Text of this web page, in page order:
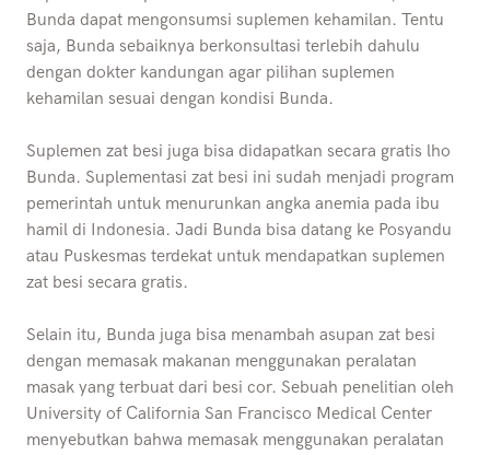
Bunda dapat mengonsumsi suplemen kehamilan. Tentu
saja, Bunda sebaiknya berkonsultasi terlebih dahulu
dengan dokter kandungan agar pilihan suplemen
kehamilan sesuai dengan kondisi Bunda.
Suplemen zat besi juga bisa didapatkan secara gratis lho
Bunda. Suplementasi zat besi ini sudah menjadi program
pemerintah untuk menurunkan angka anemia pada ibu
hamil di Indonesia. Jadi Bunda bisa datang ke Posyandu
atau Puskesmas terdekat untuk mendapatkan suplemen
zat besi secara gratis.
Selain itu, Bunda juga bisa menambah asupan zat besi
dengan memasak makanan menggunakan peralatan
masak yang terbuat dari besi cor. Sebuah penelitian oleh
University of California San Francisco Medical Center
menyebutkan bahwa memasak menggunakan peralatan